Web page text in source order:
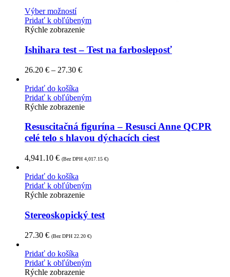
Výber možností
Pridať k obľúbeným
Rýchle zobrazenie
Ishihara test – Test na farbosleposť
26.20 € – 27.30 €
Pridať do košíka
Pridať k obľúbeným
Rýchle zobrazenie
Resuscitačná figurína – Resusci Anne QCPR
celé telo s hlavou dýchacích ciest
4,941.10 € (Bez DPH 4,017.15 €)
Pridať do košíka
Pridať k obľúbeným
Rýchle zobrazenie
Stereoskopický test
27.30 € (Bez DPH 22.20 €)
Pridať do košíka
Pridať k obľúbeným
Rýchle zobrazenie